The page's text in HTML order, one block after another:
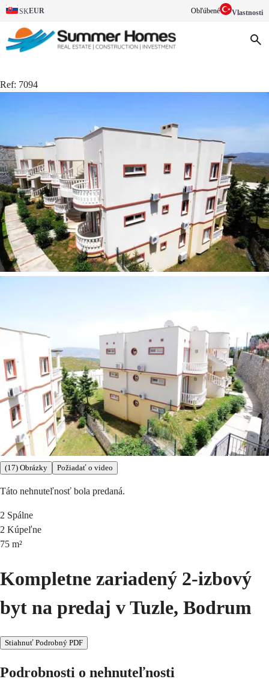
SKEUR Obľúbené Vlastnosti
Ref: 7094
(17) Obrázky Požiadať o video
Táto nehnuteľnosť bola predaná.
2 Spálne
2 Kúpeľne
75 m²
Kompletne zariadený 2-izbový
byt na predaj v Tuzle, Bodrum
Stiahnuť Podrobný PDF
Podrobnosti o nehnuteľnosti